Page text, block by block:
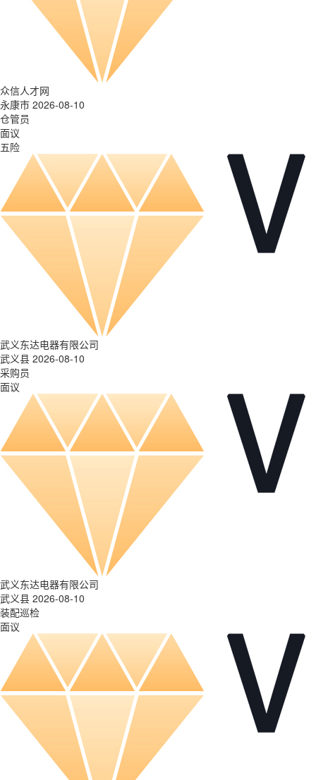
众信人才网
永康市 2026-08-10
仓管员
面议
五险
武义东达电器有限公司
武义县 2026-08-10
采购员
面议
武义东达电器有限公司
武义县 2026-08-10
装配巡检
面议